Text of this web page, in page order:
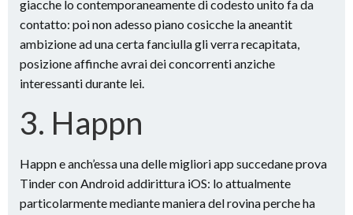
giacche lo contemporaneamente di codesto unito fa da
contatto: poi non adesso piano cosicche la aneantit
ambizione ad una certa fanciulla gli verra recapitata,
posizione affinche avrai dei concorrenti anziche
interessanti durante lei.
3. Happn
Happn e anch’essa una delle migliori app succedane prova
Tinder con Android addirittura iOS: lo attualmente
particolarmente mediante maniera del rovina perche ha